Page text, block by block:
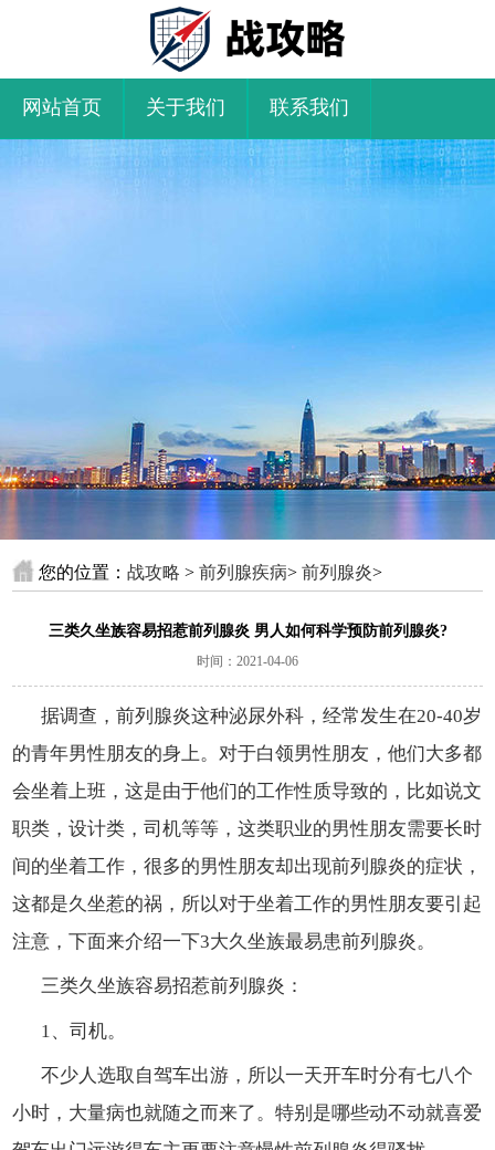
网站首页 关于我们 联系我们
您的位置：战攻略 >前列腺疾病>前列腺炎>
三类久坐族容易招惹前列腺炎 男人如何科学预防前列腺炎?
时间：2021-04-06
据调查，前列腺炎这种泌尿外科，经常发生在20-40岁
的青年男性朋友的身上。对于白领男性朋友，他们大多都
会坐着上班，这是由于他们的工作性质导致的，比如说文
职类，设计类，司机等等，这类职业的男性朋友需要长时
间的坐着工作，很多的男性朋友却出现前列腺炎的症状，
这都是久坐惹的祸，所以对于坐着工作的男性朋友要引起
注意，下面来介绍一下3大久坐族最易患前列腺炎。
三类久坐族容易招惹前列腺炎：
1、司机。
不少人选取自驾车出游，所以一天开车时分有七八个
小时，大量病也就随之而来了。特别是哪些动不动就喜爱